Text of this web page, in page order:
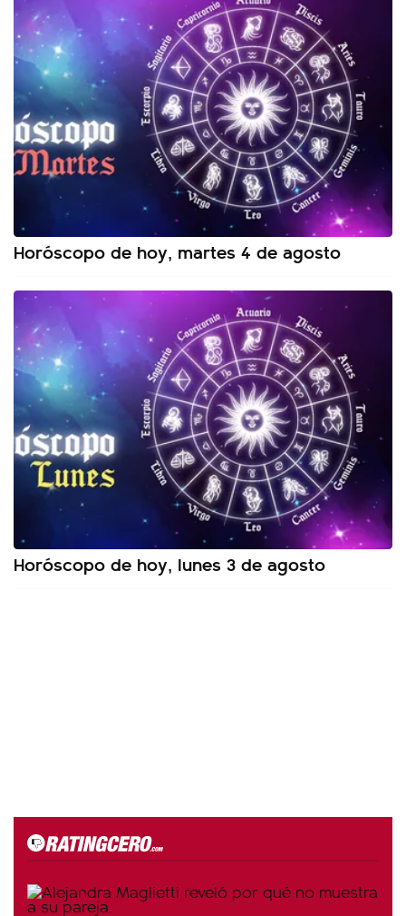
Horóscopo de hoy, martes 4 de agosto
Horóscopo de hoy, lunes 3 de agosto